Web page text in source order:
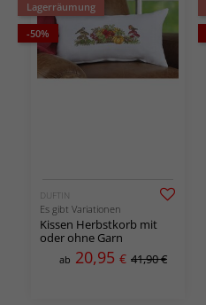
Lagerräumung
-50%
DUFTIN
Es gibt Variationen
Kissen Herbstkorb mit
oder ohne Garn
ab 20,95 € 41,90 €